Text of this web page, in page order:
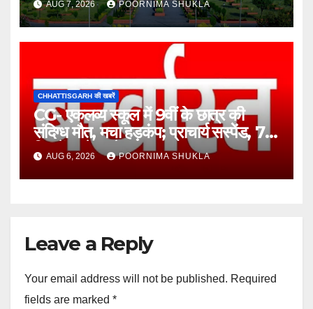
AUG 7, 2026 POORNIMA SHUKLA
CHHATTISGARH की खबरें
CG- एकलव्य स्कूल में 9वीं के छात्र की
संदिग्ध मौत, मचा हड़कंप; प्राचार्य सस्पेंड, 7
दिन में खुलेगा मौत का राज!…
AUG 6, 2026 POORNIMA SHUKLA
Leave a Reply
Your email address will not be published. Required
fields are marked *